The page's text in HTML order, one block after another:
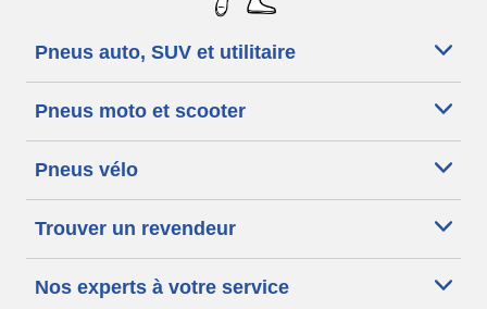
Pneus auto, SUV et utilitaire
Pneus moto et scooter
Pneus vélo
Trouver un revendeur
Nos experts à votre service